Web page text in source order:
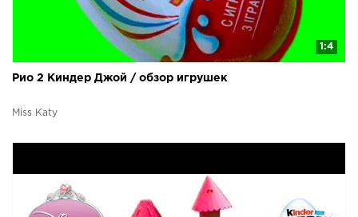
1:4
Рио 2 Киндер Джой / обзор игрушек
Miss Katy